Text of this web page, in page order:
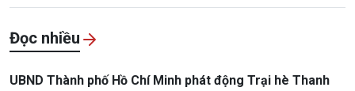
Đọc nhiều
UBND Thành phố Hồ Chí Minh phát động Trại hè Thanh